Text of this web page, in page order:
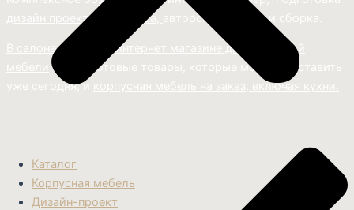
Каталог
Корпусная мебель
Дизайн-проект
дизайн проекта интерьера, авторский надзор и сборка.
В салоне мебели иинтернет магазине дизайнерской
мебели есть и готовые товары, которые можем доставить
уже сегодня, и корпусная мебель на заказ, включая кухни.